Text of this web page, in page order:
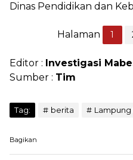
Dinas Pendidikan dan
Halaman 1
Editor : Investigasi
Sumber : Tim
Tag: berita Lampung
Bagikan